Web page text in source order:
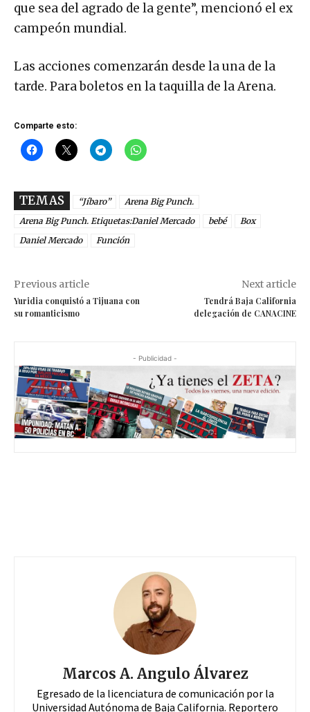
que sea del agrado de la gente”, mencionó el ex
campeón mundial.
Las acciones comenzarán desde la una de la
tarde. Para boletos en la taquilla de la Arena.
Comparte esto:
TEMAS “Jíbaro”
Arena Big Punch.
Arena Big Punch. Etiquetas:Daniel Mercado
bebé
Box
Daniel Mercado
Función
Previous article
Yuridia conquistó a Tijuana con
su romanticismo
Next article
Tendrá Baja California
delegación de CANACINE
- Publicidad -
Marcos A. Angulo Álvarez
Egresado de la licenciatura de comunicación por la
Universidad Autónoma de Baja California. Reportero